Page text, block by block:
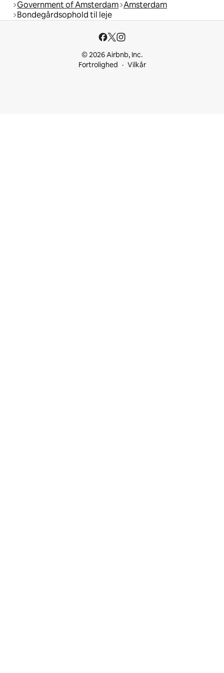
Government of Amsterdam Amsterdam
Bondegårdsophold til leje
© 2026 Airbnb, Inc.
Fortrolighed
Vilkår